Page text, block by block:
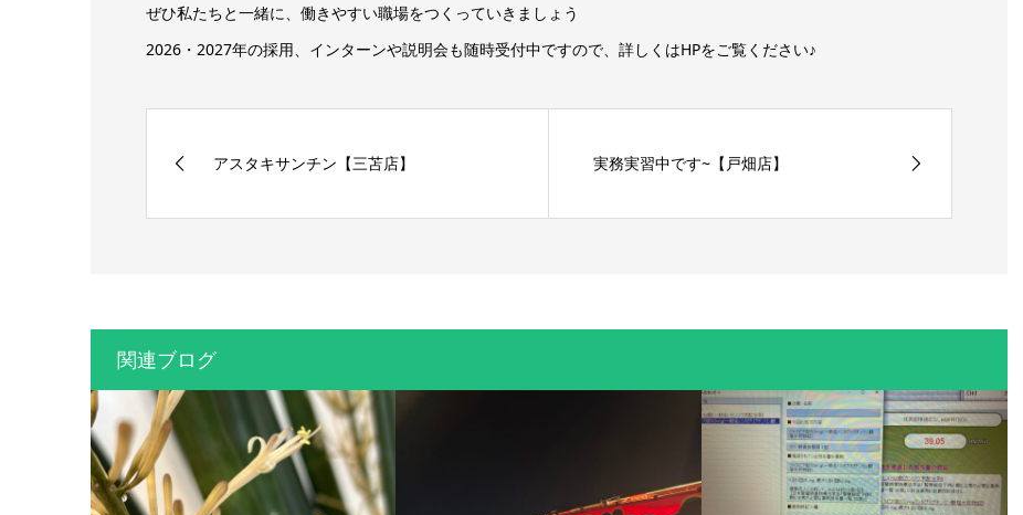
ぜひ私たちと一緒に、働きやすい職場をつくっていきましょう
2026・2027年の採用、インターンや説明会も随時受付中ですので、詳しくはHPをご覧ください♪
アスタキサンチン【三苫店】 実務実習中です~【戸畑店】
関連ブログ